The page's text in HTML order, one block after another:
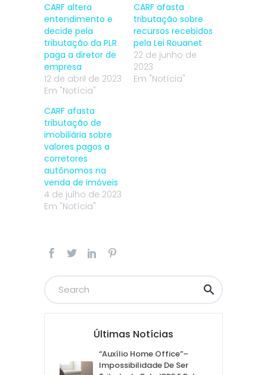
CARF altera
entendimento e
decide pela
tributação da PLR
paga a diretor de
empresa
12 de abril de 2023
Em "Notícia"
CARF afasta
tributação sobre
recursos recebidos
pela Lei Rouanet
22 de junho de
2023
Em "Notícia"
CARF afasta
tributação de
imobiliária sobre
valores pagos a
corretores
autônomos na
venda de imóveis
4 de julho de 2023
Em "Notícia"
Últimas Notícias
“Auxílio Home Office”–
Impossibilidade De Ser